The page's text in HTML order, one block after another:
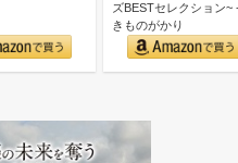
ズBESTセレクション~
きものがかり